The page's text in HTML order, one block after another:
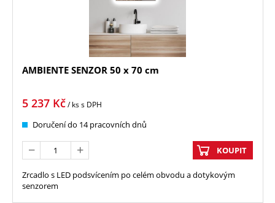
AMBIENTE SENZOR 50 x 70 cm
5 237 Kč/ kss DPH
Doručení do 14 pracovních dnů
KOUPIT
Zrcadlo s LED podsvícením po celém obvodu a dotykovým
senzorem